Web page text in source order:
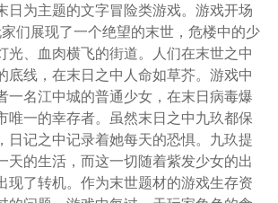
日为主题的文字冒险类游戏。游戏开场
们展现了一个绝望的末世，危楼中的少
光、血肉横飞的街道。人们在末世之中
底线，在末日之中人命如草芥。游戏中
一名江中城的普通少女，在末日病毒爆
唯一的幸存者。虽然末日之中九玖都保
日记之中记录着她每天的恐惧。九玖提
天的生活，而这一切随着紫发少女的出
现了转机。作为末世题材的游戏生存资